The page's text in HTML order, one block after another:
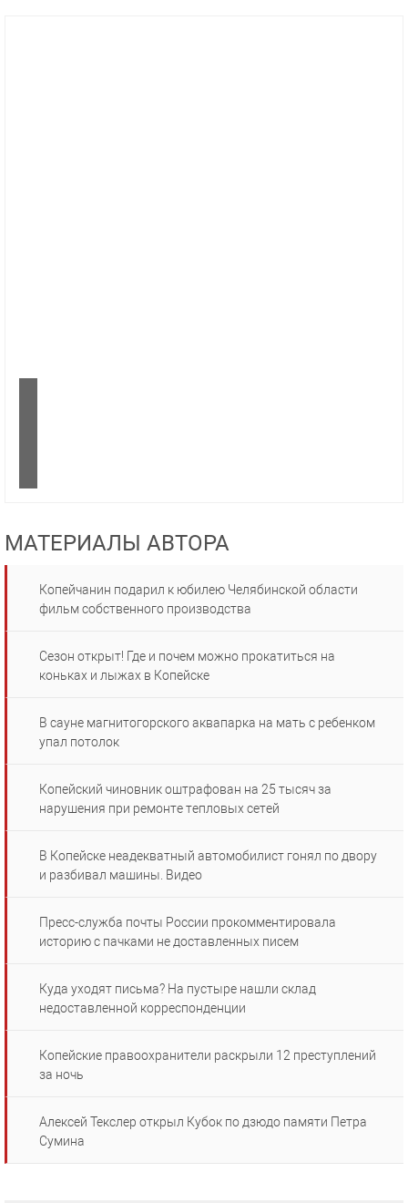
МАТЕРИАЛЫ АВТОРА
Копейчанин подарил к юбилею Челябинской области
фильм собственного производства
Сезон открыт! Где и почем можно прокатиться на
коньках и лыжах в Копейске
В сауне магнитогорского аквапарка на мать с ребенком
упал потолок
Копейский чиновник оштрафован на 25 тысяч за
нарушения при ремонте тепловых сетей
В Копейске неадекватный автомобилист гонял по двору
и разбивал машины. Видео
Пресс-служба почты России прокомментировала
историю с пачками не доставленных писем
Куда уходят письма? На пустыре нашли склад
недоставленной корреспонденции
Копейские правоохранители раскрыли 12 преступлений
за ночь
Алексей Текслер открыл Кубок по дзюдо памяти Петра
Сумина